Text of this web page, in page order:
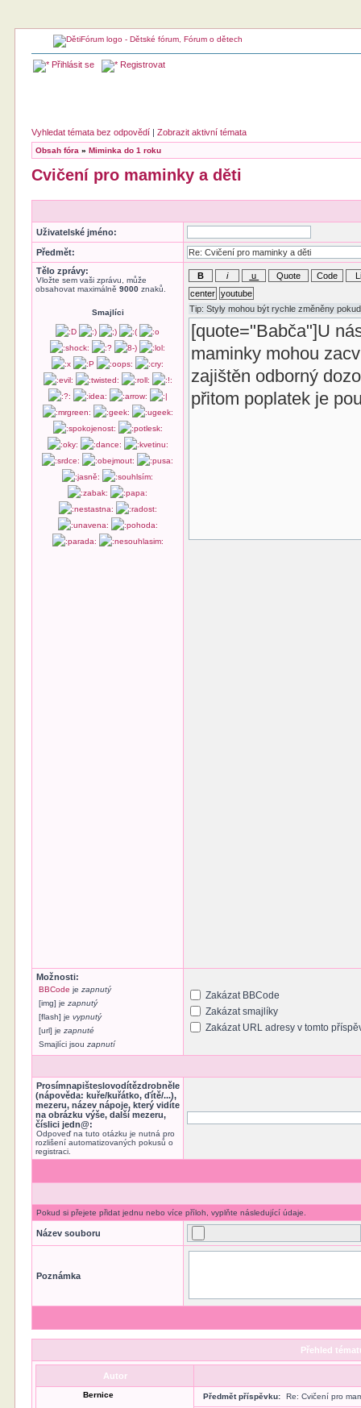
Přihlásit se Registrovat
Vyhledat témata bez odpovědí |Zobrazit aktivní témata
Obsah fóra »Miminka do 1 roku
Cvičení pro maminky a děti
Uživatelské jméno:
Předmět:
Tělo zprávy:
Vložte sem vaši zprávu, může
obsahovat maximálně9000 znaků.
Smajlíci
Možnosti:
BBCode jezapnutý
[img] jezapnutý
[flash] jevypnutý
[url] jezapnuté
Smajlíci jsouzapnutí
Zakázat BBCode
Zakázat smajlíky
Zakázat URL adresy v tomto
Prosímnapišteslovodítězdrobněle
(nápověda: kuře/kuřátko, ďítě/...),
mezeru, název nápoje, který vidíte
na obrázku výše, další mezeru,
číslici jedn@:
Odpoveď na tuto otázku je nutná pro
rozlišení automatizovaných pokusů o
registraci.
Pokud si přejete přidat jednu nebo více příloh, vyplňte následující údaje.
Název souboru
Poznámka
Přehled
Autor
Bernice Předmět příspěvku: Re: Cvičení pro